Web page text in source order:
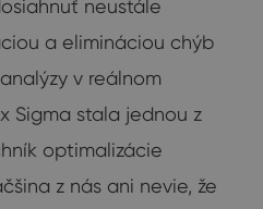
neustále
a elimináciou chýb
v reálnom
Sigma stala jednou z
optimalizácie
z nás ani nevie, že